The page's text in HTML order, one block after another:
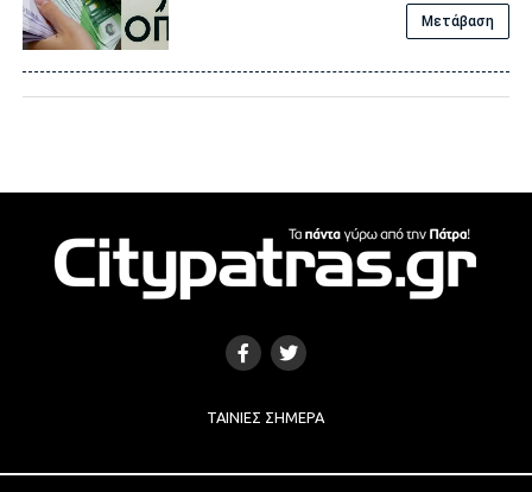
Μετάβαση
ΤΑΙΝΊΕΣ ΣΉΜΕΡΑ